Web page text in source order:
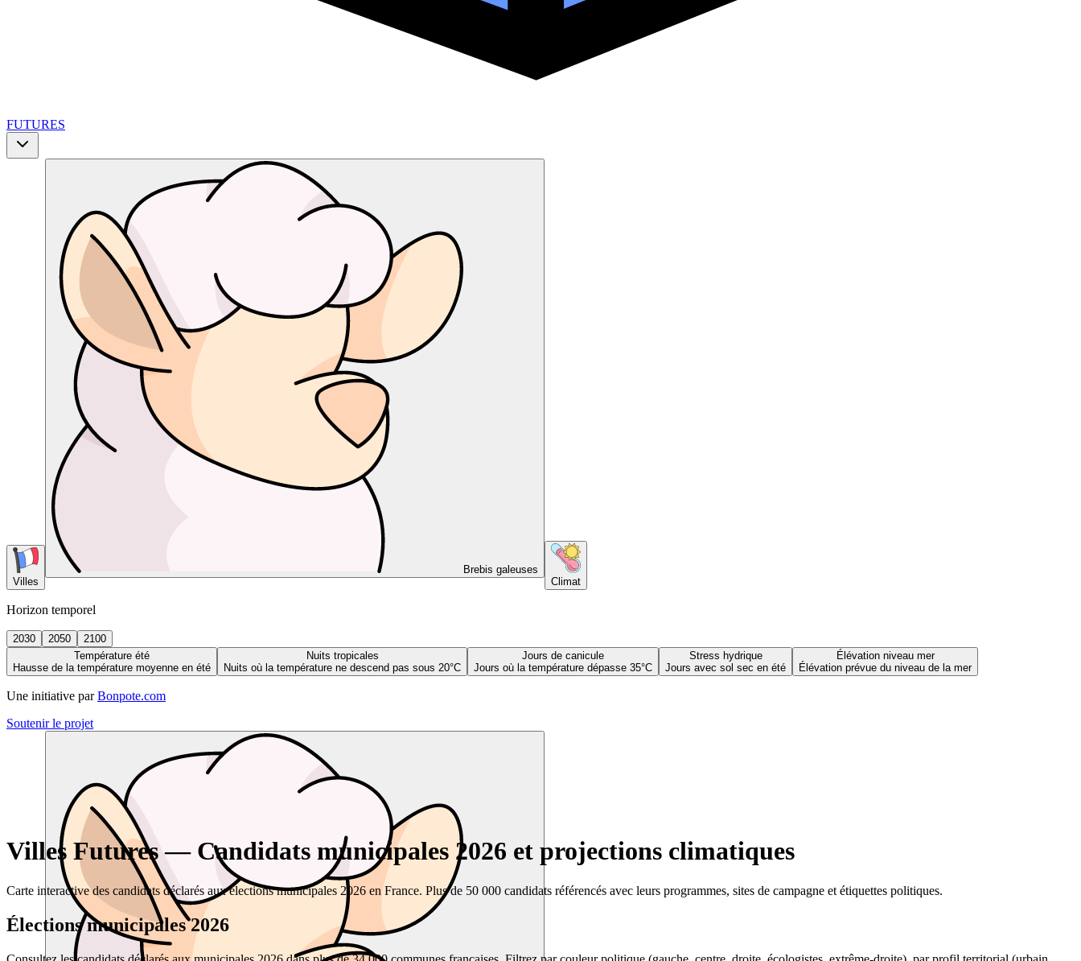
FUTURES
Villes
Brebis galeuses
Climat
Horizon temporel
2030 2050
2100
Température été
Hausse de la température moyenne en été
Nuits tropicales
Nuits où la température ne descend pas sous 20°C
Jours de canicule
Jours où la température dépasse 35°C
Stress hydrique
Jours avec sol sec en été
Élévation niveau mer
Élévation prévue du niveau de la mer
Une initiative par Bonpote.com
Soutenir le projet
Villes Futures — Candidats municipales 2026 et projections climatiques
Carte interactive des candidats déclarés aux élections municipales 2026 en France. Plus de 50 000 candidats référencés avec leurs programmes, sites de campagne et étiquettes politiques.
Élections municipales 2026